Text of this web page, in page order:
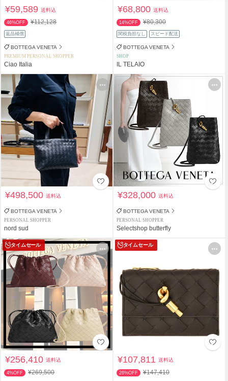
¥59,589送料込
46%OFF ¥112,128
返品補償
BOTTEGA VENETA
PREMIUM PERSONAL SHOPPER
Ciao Italia
¥68,800送料込
14%OFF ¥80,300
関税負担なし スピード配送
BOTTEGA VENETA
SHOP
IL TELAIO
¥498,500送料込
BOTTEGA VENETA
PERSONAL SHOPPER
nord sud
¥328,000送料込
BOTTEGA VENETA
PERSONAL SHOPPER
Selectshop butterfly
タイムセール
¥256,410送料込
4%OFF ¥269,500
タイムセール
¥107,811送料込
26%OFF ¥147,410